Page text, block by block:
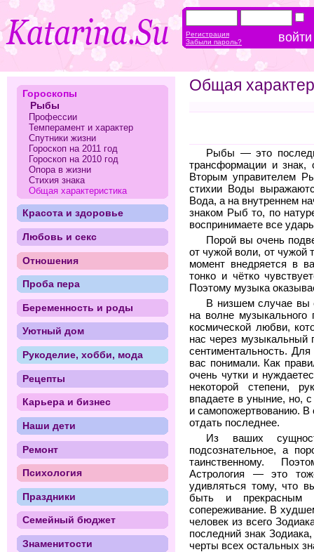
Общая
Рыбы — это
трансформации и знак,
Вторым управителем
стихии Воды
Вода, а на внутреннем
знаком Рыб то, по
воспринимаете все
Порой вы очень
от чужой воли, от чужой
момент внедряется в
тонко и чётко
Поэтому музыка
В низшем случае вы
на волне музыкального
космической любви,
нас через музыкальный
сентиментальность.
вас понимали. Как
очень чутки и
некоторой степени,
впадаете в уныние, но,
и самопожертвованию. В
отдать последнее.
Из ваших
подсознательное, а
таинственному.
Астрология — это
удивляться тому, что
быть и прекрасным
сопереживание. В
человек из всего
последний знак
черты всех остальных
Гороскопы
Рыбы
Профессии
Темперамент и характер
Спутники жизни
Гороскоп на 2011 год
Гороскоп на 2010 год
Опора в жизни
Стихия знака
Общая характеристика
Красота и здоровье
Любовь и секс
Отношения
Проба пера
Беременность и роды
Уютный дом
Рукоделие, хобби, мода
Рецепты
Карьера и бизнес
Наши дети
Ремонт
Психология
Праздники
Семейный бюджет
Знаменитости
Регистрация
Забыли пароль?